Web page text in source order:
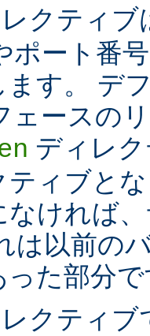
クティブ
ポート番
ます。 デ
ェースの
ディレ
ティブと
なければ
は以前の
た部分
クティブ